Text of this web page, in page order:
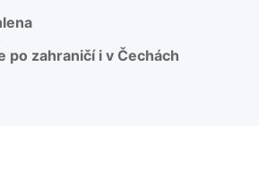
po zahraničí i v Čechách